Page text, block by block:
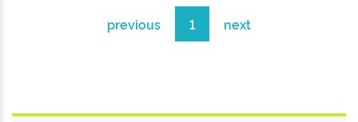
previous 1 next